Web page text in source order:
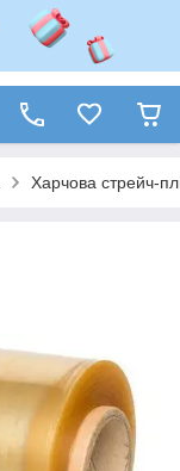
Харчова стрейч-